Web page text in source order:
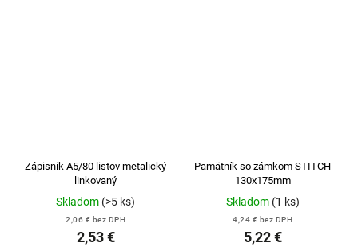
Zápisnik A5/80 listov metalický
linkovaný
Skladom (>5 ks)
2,06 € bez DPH
2,53 €
Pamätník so zámkom STITCH
130x175mm
Skladom (1 ks)
4,24 € bez DPH
5,22 €